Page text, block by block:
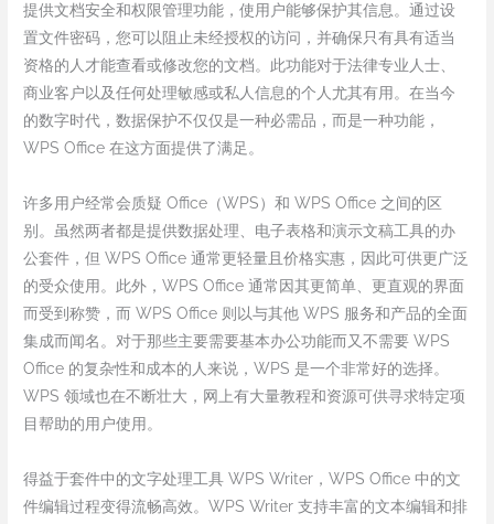
提供文档安全和权限管理功能，使用户能够保护其信息。通过设
置文件密码，您可以阻止未经授权的访问，并确保只有具有适当
资格的人才能查看或修改您的文档。此功能对于法律专业人士、
商业客户以及任何处理敏感或私人信息的个人尤其有用。在当今
的数字时代，数据保护不仅仅是一种必需品，而是一种功能，
WPS Office 在这方面提供了满足。
许多用户经常会质疑 Office（WPS）和 WPS Office 之间的区
别。虽然两者都是提供数据处理、电子表格和演示文稿工具的办
公套件，但 WPS Office 通常更轻量且价格实惠，因此可供更广泛
的受众使用。此外，WPS Office 通常因其更简单、更直观的界面
而受到称赞，而 WPS Office 则以与其他 WPS 服务和产品的全面
集成而闻名。对于那些主要需要基本办公功能而又不需要 WPS
Office 的复杂性和成本的人来说，WPS 是一个非常好的选择。
WPS 领域也在不断壮大，网上有大量教程和资源可供寻求特定项
目帮助的用户使用。
得益于套件中的文字处理工具 WPS Writer，WPS Office 中的文
件编辑过程变得流畅高效。WPS Writer 支持丰富的文本编辑和排